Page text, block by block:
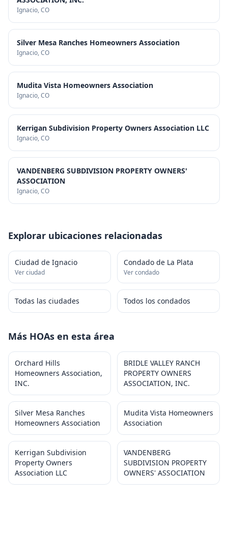
Ignacio, CO
Silver Mesa Ranches Homeowners Association
Ignacio, CO
Mudita Vista Homeowners Association
Ignacio, CO
Kerrigan Subdivision Property Owners Association LLC
Ignacio, CO
VANDENBERG SUBDIVISION PROPERTY OWNERS'
ASSOCIATION
Ignacio, CO
Explorar ubicaciones relacionadas
Ciudad de Ignacio
Ver ciudad
Condado de La Plata
Ver condado
Todas las ciudades Todos los condados
Más HOAs en esta área
Orchard Hills
Homeowners Association,
INC.
BRIDLE VALLEY RANCH
PROPERTY OWNERS
ASSOCIATION, INC.
Silver Mesa Ranches
Homeowners Association
Mudita Vista Homeowners
Association
Kerrigan Subdivision
Property Owners
Association LLC
VANDENBERG
SUBDIVISION PROPERTY
OWNERS' ASSOCIATION